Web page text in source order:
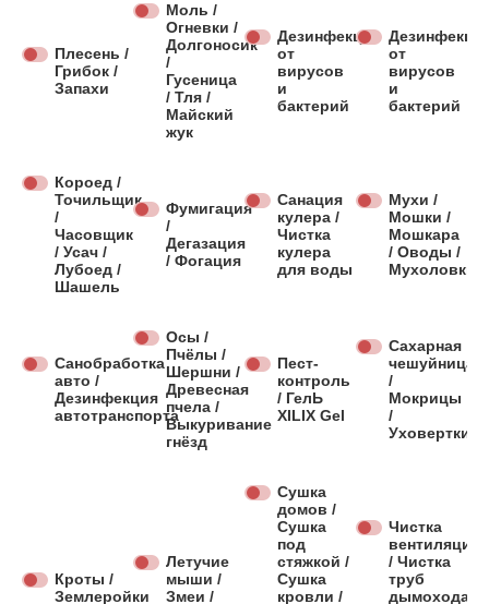
Плесень /
Грибок /
Запахи
Моль /
Огневки /
Долгоносик
/
Гусеница
/ Тля /
Майский
жук
Дезинфекция
от
вирусов
и
бактерий
от
вирусов
и
бактерий
Короед /
Точильщик
/
Часовщик
/ Усач /
Лубоед /
Шашель
Фумигация
/
Дегазация
/ Фогация
Санация
кулера /
Чистка
кулера
для воды
Мухи /
Мошки /
Мошкара
/ Оводы /
Мухоловки
Санобработка
авто /
Дезинфекция
автотранспорта
Осы /
Пчёлы /
Шершни /
Древесная
пчела /
Выкуривание
гнёзд
Пест-
контроль
/ ГелЬ
XILIX Gel
Сахарная
чешуйница
/
Мокрицы
/
Уховертки
Кроты /
Землеройки
Летучие
мыши /
Змеи /
Сушка
домов /
Сушка
под
стяжкой /
Сушка
кровли /
Чистка
вентиляции
/ Чистка
труб
дымохода